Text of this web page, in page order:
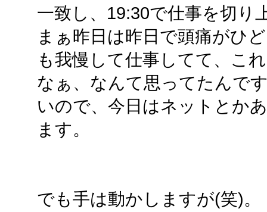
一致し、19:30で仕事を切り
まぁ昨日は昨日で頭痛がひ
も我慢して仕事してて、こ
なぁ、なんて思ってたんで
いので、今日はネットとか
ます。
でも手は動かしますが(笑)。